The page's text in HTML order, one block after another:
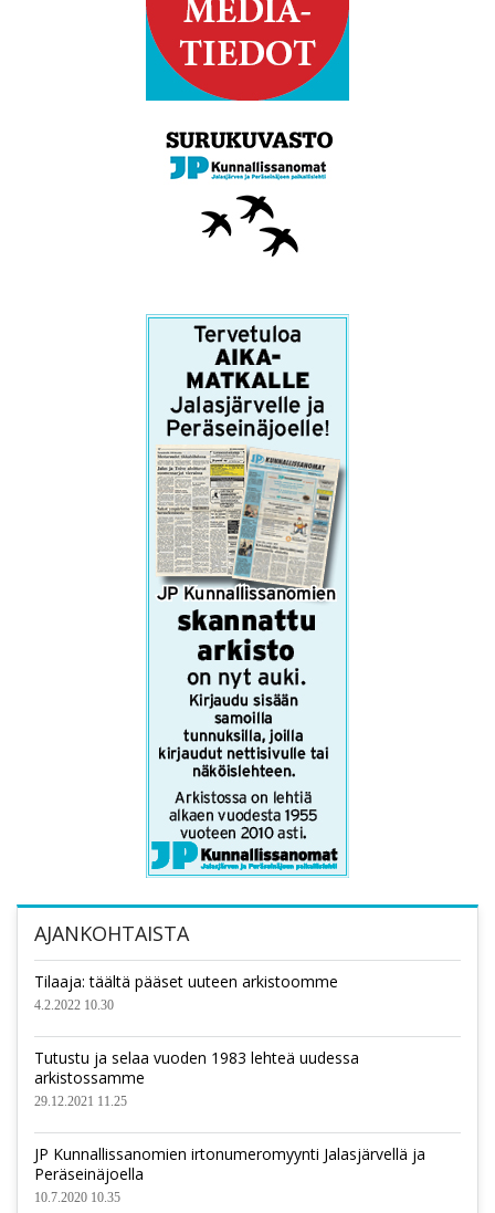
AJANKOHTAISTA
Tilaaja: täältä pääset uuteen arkistoomme
4.2.2022 10.30
Tutustu ja selaa vuoden 1983 lehteä uudessa
arkistossamme
29.12.2021 11.25
JP Kunnallissanomien irtonumeromyynti Jalasjärvellä ja
Peräseinäjoella
10.7.2020 10.35